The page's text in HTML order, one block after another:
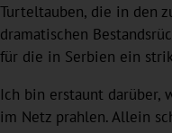
Turteltauben, die in den
dramatischen
für die in Serbien ein
Ich bin erstaunt darüber,
im Netz prahlen. Allein